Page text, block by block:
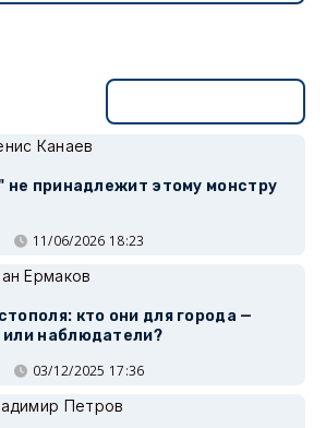
Канаев
не принадлежит этому монстру
11/06/2026 18:23
Ермаков
кто они для города —
наблюдатели?
03/12/2025 17:36
Петров